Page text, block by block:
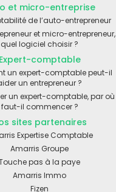
et micro-entreprise
de l’auto-entrepreneur
et micro-entrepreneur,
quel logiciel choisir ?
Expert-comptable
un expert-comptable peut-il
un entrepreneur ?
un expert-comptable, par où
faut-il commencer ?
sites partenaires
Expertise Comptable
Amarris Groupe
pas à la paye
Amarris Immo
Fizen